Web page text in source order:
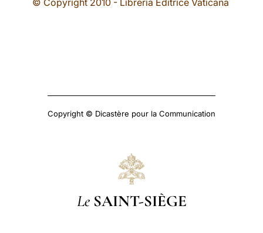
© Copyright 2010 - Libreria Editrice Vaticana
Copyright © Dicastère pour la Communication
Le SAINT-SIÈGE